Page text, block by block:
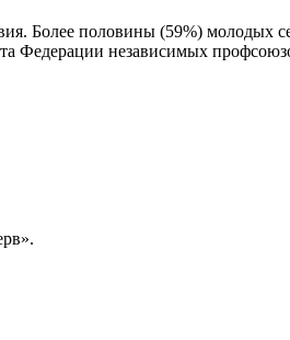
Более половины (59%) молодых
Федерации независимых